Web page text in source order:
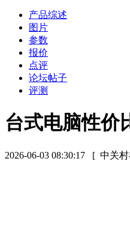
产品综述
图片
参数
报价
点评
论坛帖子
评测
台式电脑性价
2026-06-03 08:30:17 [ 中关